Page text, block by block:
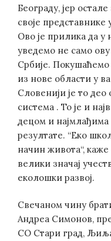
Београду, јер
своје представнике
Ово је прилика да у
уведемо не само
Србије.
из нове области у
Словенији је то део
система . То је и
децом и
резултате. “Еко
начин живота“, каже
велики значај
еколошки развој.
Свечаном чину
Андреа Симонов,
СО Стари град,